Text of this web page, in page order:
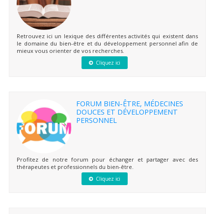
Retrouvez ici un lexique des différentes activités qui existent dans
le domaine du bien-être et du développement personnel afin de
mieux vous orienter de vos recherches.
Cliquez ici
FORUM BIEN-ÊTRE, MÉDECINES
DOUCES ET DÉVELOPPEMENT
PERSONNEL
Profitez de notre forum pour échanger et partager avec des
thérapeutes et professionnels du bien-être.
Cliquez ici